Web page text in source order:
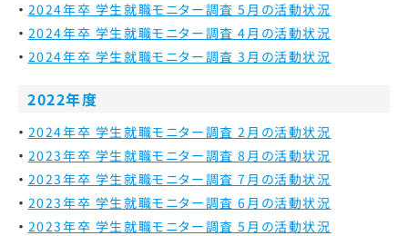
2024年卒 学生就職モニター調査 5月の活動状況
2024年卒 学生就職モニター調査 4月の活動状況
2024年卒 学生就職モニター調査 3月の活動状況
2022年度
2024年卒 学生就職モニター調査 2月の活動状況
2023年卒 学生就職モニター調査 8月の活動状況
2023年卒 学生就職モニター調査 7月の活動状況
2023年卒 学生就職モニター調査 6月の活動状況
2023年卒 学生就職モニター調査 5月の活動状況